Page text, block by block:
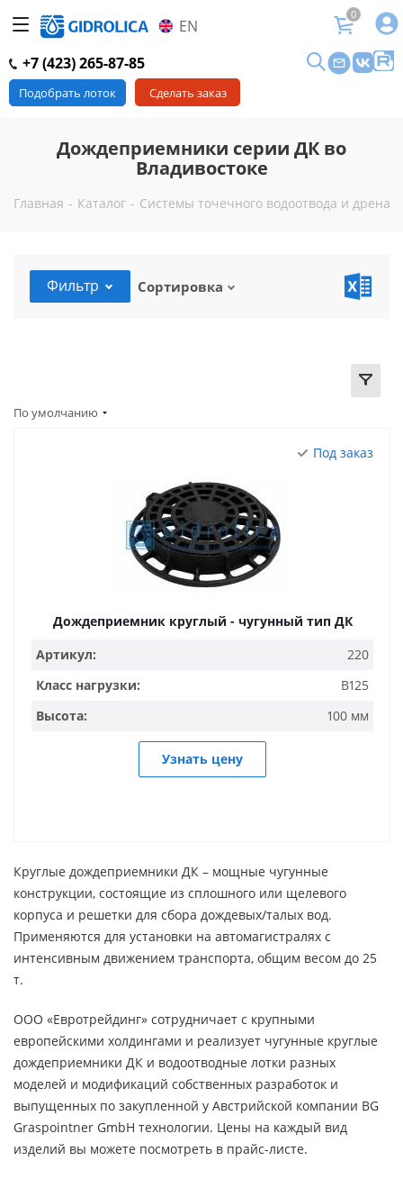
EN
0
+7 (423) 265-87-85
Подобрать лоток Сделать заказ
Дождеприемники серии ДК во
Владивостоке
Главная - Каталог - Системы точечного водоотвода и
Фильтр Сортировка
По умолчанию
Под заказ
Дождеприемник круглый - чугунный тип ДК
Артикул:
220
Класс нагрузки:
B125
Высота:
100 мм
Узнать цену
Круглые дождеприемники ДК – мощные чугунные
конструкции, состоящие из сплошного или щелевого
корпуса и решетки для сбора дождевых/талых вод.
Применяются для установки на автомагистралях с
интенсивным движением транспорта, общим весом до 25
т.
ООО «Евротрейдинг» сотрудничает с крупными
европейскими холдингами и реализует чугунные круглые
дождеприемники ДК и водоотводные лотки разных
моделей и модификаций собственных разработок и
выпущенных по закупленной у Австрийской компании BG
Graspointner GmbH технологии. Цены на каждый вид
изделий вы можете посмотреть в прайс-листе.